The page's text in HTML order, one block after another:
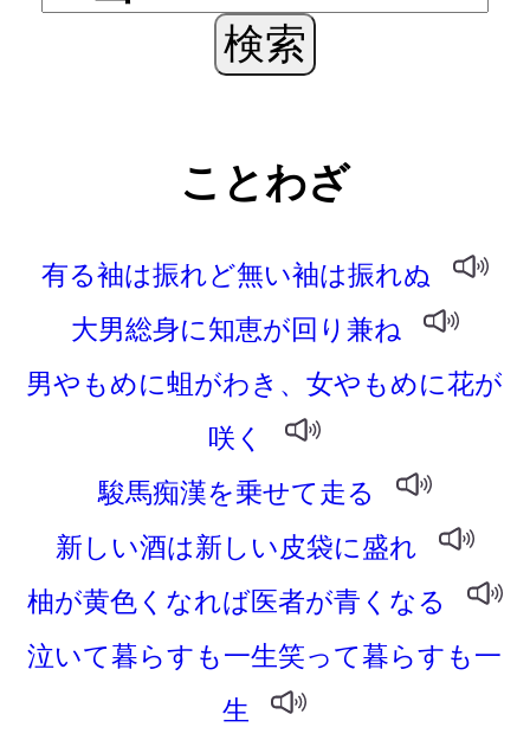
ことわざ
有る袖は振れど無い袖は振れぬ
大男総身に知恵が回り兼ね
男やもめに蛆がわき、女やもめに花が
咲く
駿馬痴漢を乗せて走る
新しい酒は新しい皮袋に盛れ
柚が黄色くなれば医者が青くなる
泣いて暮らすも一生笑って暮らすも一
生